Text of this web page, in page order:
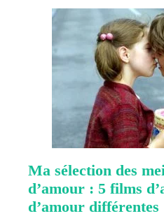
Ma sélection des
d’amour : 5 films
d’amour différentes